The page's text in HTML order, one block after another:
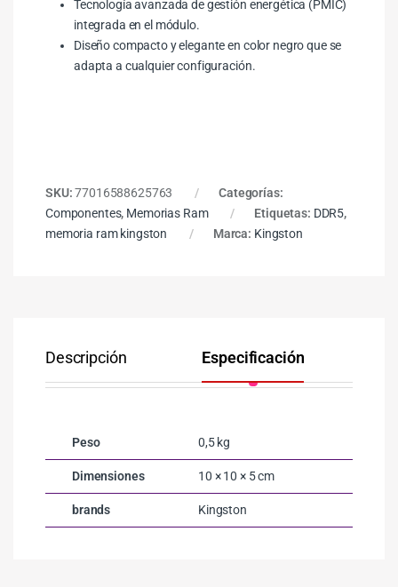
Tecnología avanzada de gestión energética (PMIC)
integrada en el módulo.
Diseño compacto y elegante en color negro que se
adapta a cualquier configuración.
SKU:77016588625763
Categorías:
Componentes, Memorias Ram Etiquetas: DDR5,
memoria ram kingston
Marca: Kingston
Descripción Especificación
Peso 0,5 kg
Dimensiones 10 × 10 × 5 cm
brands Kingston